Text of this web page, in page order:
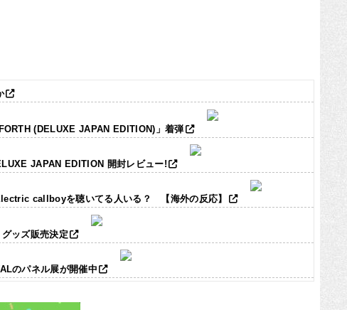
(DELUXE JAPAN EDITION)」着弾
JAPAN EDITION 開封レビュー!
callboyを聴いてる人いる？ 【海外の反応】
ッズ販売決定
のパネル展が開催中